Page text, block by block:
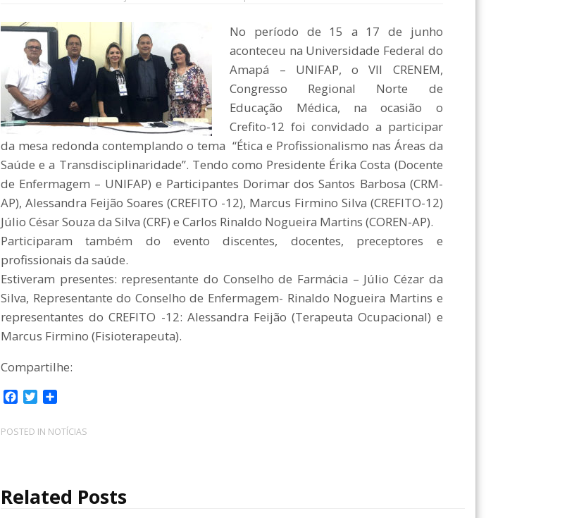
No período de 15 a 17 de junho
aconteceu na Universidade Federal do
Amapá – UNIFAP, o VII CRENEM,
Congresso Regional Norte de
Educação Médica, na ocasião o
Crefito-12 foi convidado a participar
da mesa redonda contemplando o tema “Ética e Profissionalismo nas Áreas da
Saúde e a Transdisciplinaridade”. Tendo como Presidente Érika Costa (Docente
de Enfermagem – UNIFAP) e Participantes Dorimar dos Santos Barbosa (CRM-
AP), Alessandra Feijão Soares (CREFITO -12), Marcus Firmino Silva (CREFITO-12)
Júlio César Souza da Silva (CRF) e Carlos Rinaldo Nogueira Martins (COREN-AP).
Participaram também do evento discentes, docentes, preceptores e
profissionais da saúde.
Estiveram presentes: representante do Conselho de Farmácia – Júlio Cézar da
Silva, Representante do Conselho de Enfermagem- Rinaldo Nogueira Martins e
representantes do CREFITO -12: Alessandra Feijão (Terapeuta Ocupacional) e
Marcus Firmino (Fisioterapeuta).
Compartilhe:
c
e
k
i
t
m
p
i
POSTED IN NOTÍCIAS
Related Posts